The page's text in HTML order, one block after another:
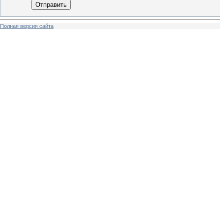
Отправить
Полная версия сайта